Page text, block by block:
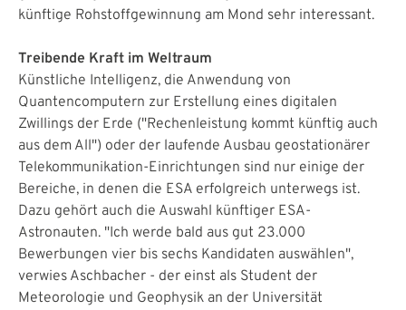
künftige Rohstoffgewinnung am Mond sehr interessant.
Treibende Kraft im Weltraum
Künstliche Intelligenz, die Anwendung von
Quantencomputern zur Erstellung eines digitalen
Zwillings der Erde ("Rechenleistung kommt künftig auch
aus dem All") oder der laufende Ausbau geostationärer
Telekommunikation-Einrichtungen sind nur einige der
Bereiche, in denen die ESA erfolgreich unterwegs ist.
Dazu gehört auch die Auswahl künftiger ESA-
Astronauten. "Ich werde bald aus gut 23.000
Bewerbungen vier bis sechs Kandidaten auswählen",
verwies Aschbacher - der einst als Student der
Meteorologie und Geophysik an der Universität